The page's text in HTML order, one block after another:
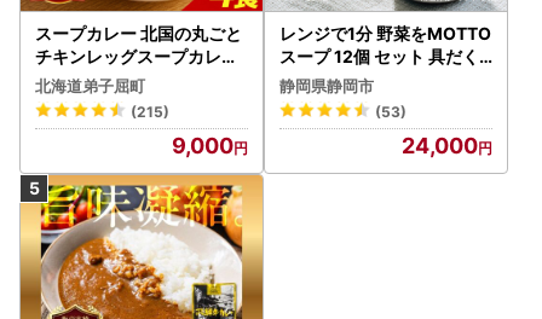
申し込みをされる前に内容を十分に確認していただき、悪質
な詐欺には十分に注意してください。
垂水市が掲載しているサイトは９つあります。詳細はこちら
をご覧ください。
寄附対象者
垂水市では、垂水市外在住者の方を寄附対象としておりま
す。
【お知らせ】 返礼品のお届け
◎垂水市では、原則入金確認月の翌月末までに発送いたしま
す。
スープカレー 北国の丸ごと
チキンレッグスープカレー
4個 3739
北海道弟子屈町
(215)
9,000
レンジで1分 野菜をMOTTO
スープ 12個 セット 具だく
さんスープ 朝食 惣菜 国産
野菜 常温保存
静岡県静岡市
(53)
24,000